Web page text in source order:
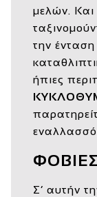
μελών. Και
την
ήπιες
ΦΟΒΙΕΣ
Σ’ αυτήν